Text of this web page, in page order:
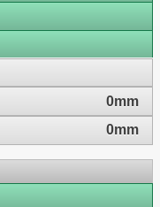
0mm
0mm